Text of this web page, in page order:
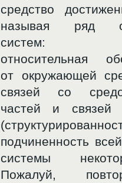
средство
называя ряд
систем:
относительная
от окружающей
связей со
частей и
подчиненность
системы
Пожалуй,